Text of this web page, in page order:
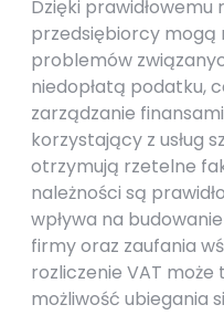
Dzięki prawidłowemu
przedsiębiorcy mogą
problemów
niedopłatą podatku,
zarządzanie
korzystający z usług
otrzymują rzetelne
należności są
wpływa na
firmy oraz zaufania
rozliczenie VAT może
możliwość ubiegania